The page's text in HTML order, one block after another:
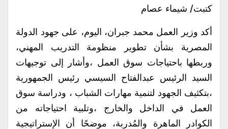
كتبت/ شيماء عصام
أكد وزير العمل محمد جبران، اليوم، على جهود الدولة
المصرية بشأن تطوير منظومة التدريب المهني،
وربطها باحتياجات سوق العمل ،وأشار إلى توجيهات
السيد الرئيس عبدالفتاح السيسي رئيس الجمهورية
،بتكثيف الجهود لتنمية مهارات الشباب ، ودراسة سوق
العمل في الداخل والخارج ،وتلبية احتياجاته من
الكوادر الماهرة والمُدربة، موضحًا أن الإستراتيجية